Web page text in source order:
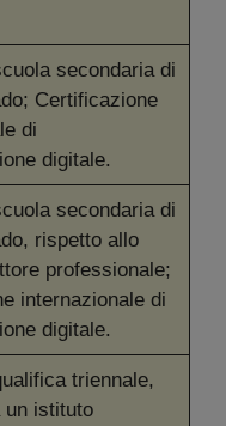
secondaria di
Certificazione
di
digitale.
secondaria di
rispetto allo
professionale;
internazionale di
digitale.
triennale,
un istituto